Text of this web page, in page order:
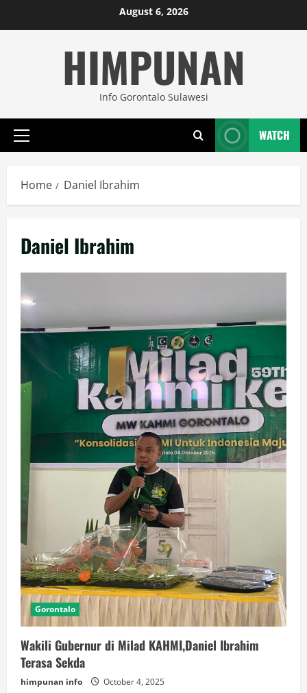
to
August 6, 2026
HIMPUNAN
Info Gorontalo Sulawesi
Primary
WATCH
Home Daniel Ibrahim
Daniel Ibrahim
Gorontalo
Wakili Gubernur di Milad KAHMI,Daniel Ibrahim
Terasa Sekda
himpunan info October 4, 2025